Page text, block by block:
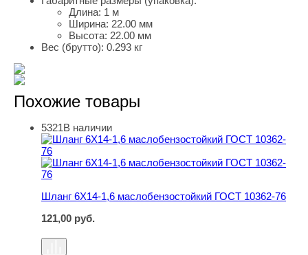
Длина: 1 м
Ширина: 22.00 мм
Высота: 22.00 мм
Вес (брутто): 0.293 кг
Похожие товары
Шланг 6Х14-1,6 маслобензостойкий ГОСТ 10362-76
5321В наличии
Шланг 6Х14-1,6 маслобензостойкий ГОСТ 10362-76
121,00 руб.